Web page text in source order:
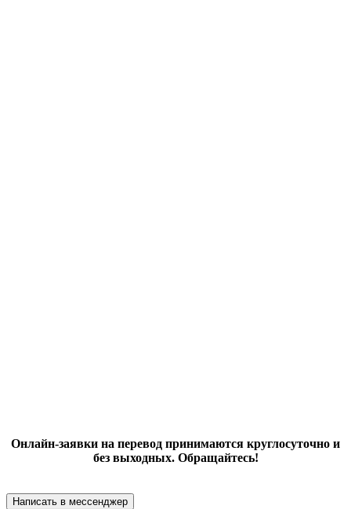
Онлайн-заявки на перевод принимаются круглосуточно и
без выходных. Обращайтесь!
Написать в мессенджер